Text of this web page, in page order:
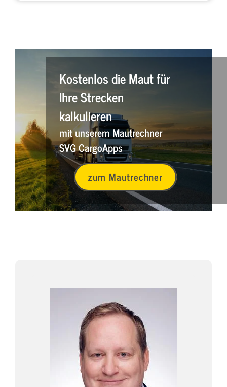
Kostenlos die Maut für
Ihre Strecken
kalkulieren
mit unserem Mautrechner
SVG CargoApps
zum Mautrechner